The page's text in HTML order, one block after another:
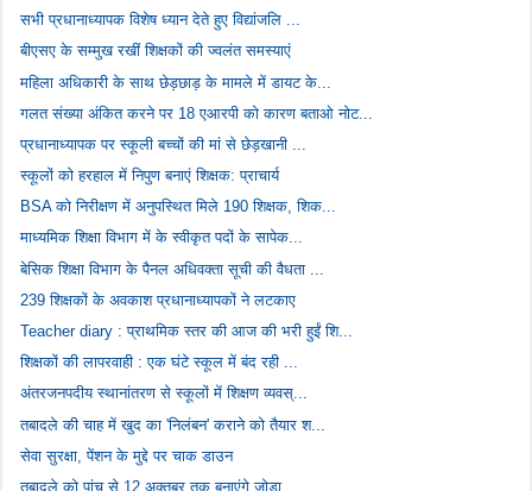
सभी प्रधानाध्यापक विशेष ध्यान देते हुए विद्यांजलि ...
बीएसए के सम्मुख रखीं शिक्षकों की ज्वलंत समस्याएं
महिला अधिकारी के साथ छेड़छाड़ के मामले में डायट के...
गलत संख्या अंकित करने पर 18 एआरपी को कारण बताओ नोट...
प्रधानाध्यापक पर स्कूली बच्चों की मां से छेड़खानी ...
स्कूलों को हरहाल में निपुण बनाएं शिक्षक: प्राचार्य
BSA को निरीक्षण में अनुपस्थित मिले 190 शिक्षक, शिक...
माध्यमिक शिक्षा विभाग में के स्वीकृत पदों के सापेक...
बेसिक शिक्षा विभाग के पैनल अधिवक्ता सूची की वैधता ...
239 शिक्षकों के अवकाश प्रधानाध्यापकों ने लटकाए
Teacher diary : प्राथमिक स्तर की आज की भरी हुईं शि...
शिक्षकों की लापरवाही : एक घंटे स्कूल में बंद रही ...
अंतरजनपदीय स्थानांतरण से स्कूलों में शिक्षण व्यवस्...
तबादले की चाह में खुद का 'निलंबन' कराने को तैयार श...
सेवा सुरक्षा, पेंशन के मुद्दे पर चाक डाउन
तबादले को पांच से 12 अक्तूबर तक बनाएंगे जोड़ा